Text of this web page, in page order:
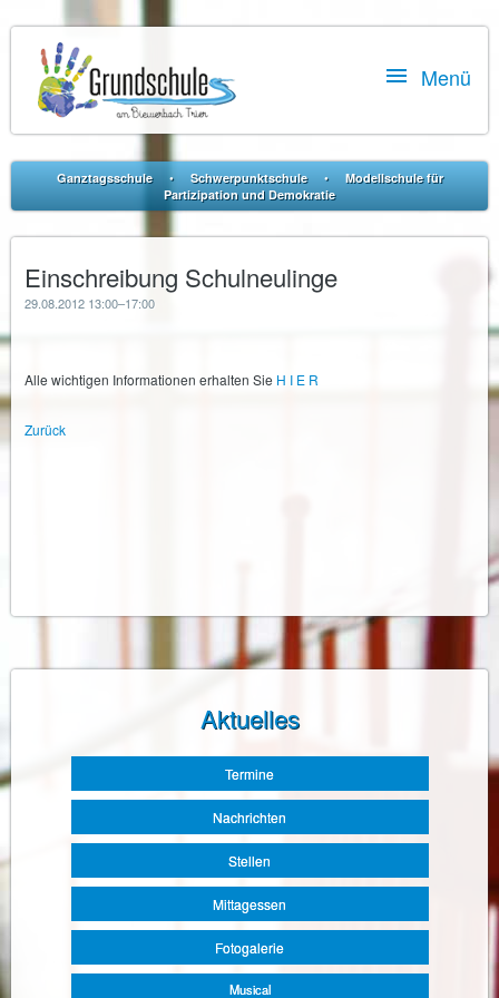
 Menü
Ganztagsschule • Schwerpunktschule •
Modellschule für
Partizipation und Demokratie
Einschreibung Schulneulinge
29.08.2012 13:00–17:00
Alle wichtigen Informationen erhalten Sie H I E R
Zurück
Aktuelles
überspringen
Termine
Nachrichten
Stellen
Mittagessen
Fotogalerie
Musical